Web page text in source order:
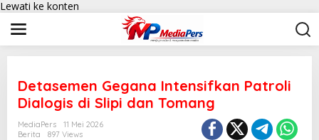
Lewati ke konten
Detasemen Gegana Intensifkan Patroli
Dialogis di Slipi dan Tomang
MediaPers
11 Mei 2026
Berita
897 Views